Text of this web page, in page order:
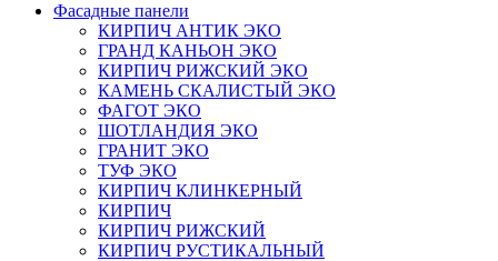
Фасадные панели
КИРПИЧ АНТИК ЭКО
ГРАНД КАНЬОН ЭКО
КИРПИЧ РИЖСКИЙ ЭКО
КАМЕНЬ СКАЛИСТЫЙ ЭКО
ФАГОТ ЭКО
ШОТЛАНДИЯ ЭКО
ГРАНИТ ЭКО
ТУФ ЭКО
КИРПИЧ КЛИНКЕРНЫЙ
КИРПИЧ
КИРПИЧ РИЖСКИЙ
КИРПИЧ РУСТИКАЛЬНЫЙ